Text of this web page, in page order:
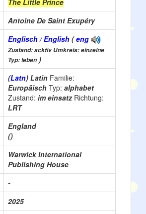
The Little Prince
Antoine De Saint Exupéry
Englisch / English (eng
Zustand: acktiv Umkreis: einzelne
Typ: leben )
(Latn) Latin Familie:
Europäisch Typ: alphabet
Zustand: im einsatz Richtung:
LRT
England
()
Warwick International
Publishing House
-
2025